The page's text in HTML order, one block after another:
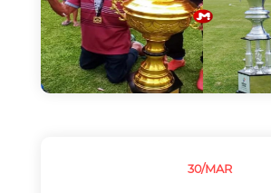
30/MAR